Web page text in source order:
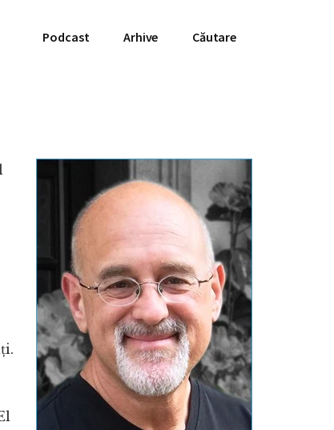
Podcast Arhive Căutare